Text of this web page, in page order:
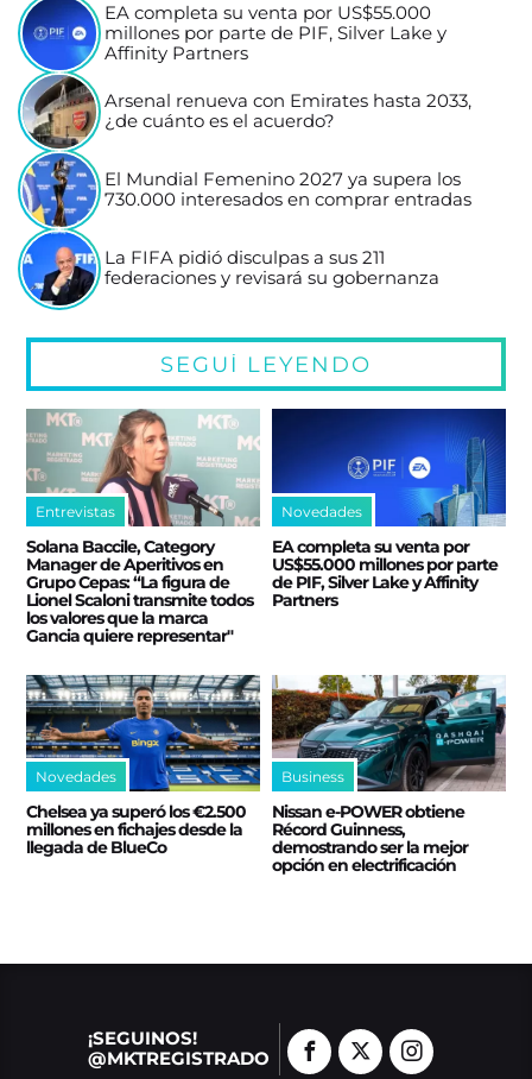
EA completa su venta por US$55.000
millones por parte de PIF, Silver Lake y
Affinity Partners
Arsenal renueva con Emirates hasta 2033,
¿de cuánto es el acuerdo?
El Mundial Femenino 2027 ya supera los
730.000 interesados en comprar entradas
La FIFA pidió disculpas a sus 211
federaciones y revisará su gobernanza
SEGUÍ LEYENDO
Entrevistas
Solana Baccile, Category
Manager de Aperitivos en
Grupo Cepas: “La figura de
Lionel Scaloni transmite todos
los valores que la marca
Gancia quiere representar"
Novedades
EA completa su venta por
US$55.000 millones por parte
de PIF, Silver Lake y Affinity
Partners
Novedades
Chelsea ya superó los €2.500
millones en fichajes desde la
llegada de BlueCo
Business
Nissan e‑POWER obtiene
Récord Guinness,
demostrando ser la mejor
opción en electrificación
¡SEGUINOS!
@MKTREGISTRADO